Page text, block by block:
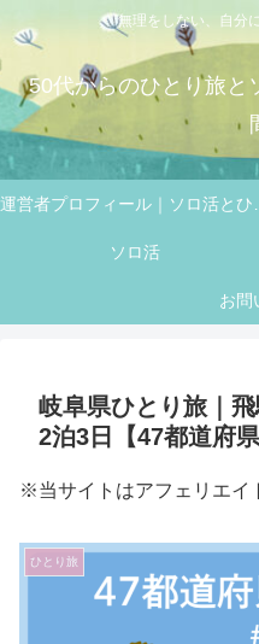
無理をしない、自分
50代からのひとり旅と
運営者プロフ
ソロ活
お問
岐阜県ひとり旅｜
2泊3日【47都道府
※当サイトはアフェリエイ
ひとり旅